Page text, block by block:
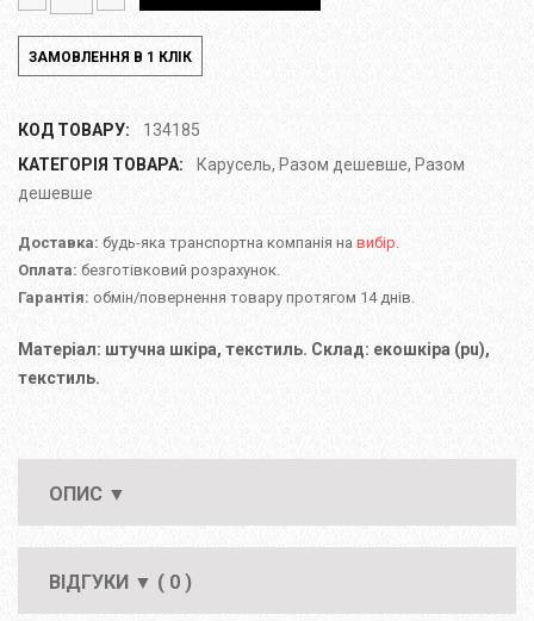
КОД ТОВАРУ:
134185
КАТЕГОРІЯ ТОВАРА:
Карусель, Разом дешевше, Разом
дешевше
Доставка: будь-яка транспортна компанія на вибір.
Оплата: безготівковий розрахунок.
Гарантія: обмін/повернення товару протягом 14 днів.
Матеріал: штучна шкіра, текстиль. Склад: екошкіра (pu),
текстиль.
ОПИС ▼
ВІДГУКИ ▼ ( 0 )